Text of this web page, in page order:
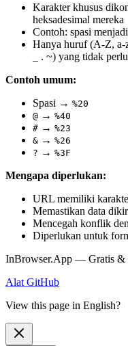
Karakter khusus
heksadesimal mereka
Contoh: spasi menjadi
Hanya huruf (A-Z, a-
_ . ~) yang tidak
Contoh umum:
Spasi → %20
@ → %40
# → %23
& → %26
? → %3F
Mengapa diperlukan:
URL memiliki
Memastikan data
Mencegah konflik
Diperlukan untuk
InBrowser.App — Gratis &
Alat GitHub
View this page in English?